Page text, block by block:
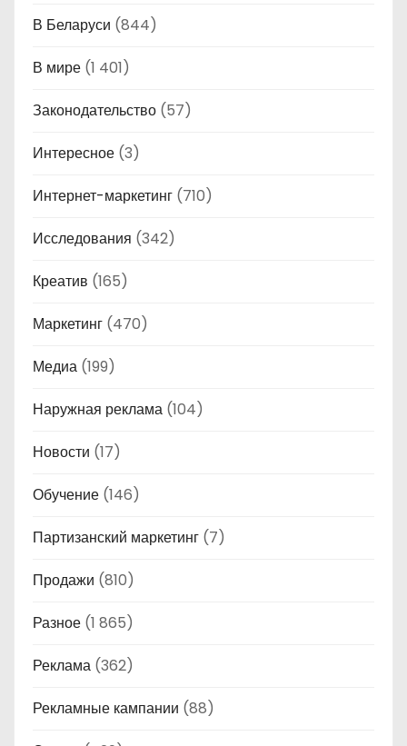
В Беларуси (844)
В мире (1 401)
Законодательство (57)
Интересное (3)
Интернет-маркетинг (710)
Исследования (342)
Креатив (165)
Маркетинг (470)
Медиа (199)
Наружная реклама (104)
Новости (17)
Обучение (146)
Партизанский маркетинг (7)
Продажи (810)
Разное (1 865)
Реклама (362)
Рекламные кампании (88)